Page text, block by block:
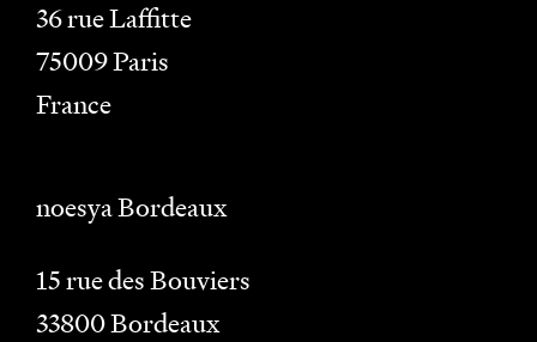
36 rue Laffitte
75009Paris
France
noesya Bordeaux
15 rue des Bouviers
33800Bordeaux